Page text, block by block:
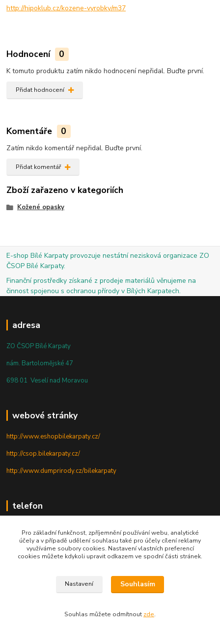
http://hipoklub.cz/kozene-vyrobky/m37
Hodnocení 0
K tomuto produktu zatím nikdo hodnocení nepřidal. Buďte první.
Přidat hodnocení
Komentáře 0
Zatím nikdo komentář nepřidal. Buďte první.
Přidat komentář
Zboží zařazeno v kategoriích
Kožené opasky
E-shop Bílé Karpaty provozuje nestátní nezisková organizace ZO
ČSOP Bílé Karpaty.
Finanční prostředky získané z prodeje materiálů věnujeme na
činnost spojenou s ochranou přírody v Bílých Karpatech.
adresa
ZO ČSOP Bílé Karpaty
nám. Bartolomějské 47
698 01 Veselí nad Moravou
webové stránky
http://www.eshopbilekarpaty.cz/
http://csop.bilekarpaty.cz/
http://www.dumprirody.cz/bilekarpaty
telefon
+420 727 880 789
PO - PÁ: 9 - 17
© 2025; ZO ČSOP Bílé Karpaty
Pro základní funkčnost, zpříjemnění používání webu, analytické
účely a v případě udělení souhlasu také pro účely cílení reklamy
využíváme soubory cookies. Nastavení vlastních preferencí
cookies můžete kdykoli upravit odkazem ve spodní části stránek.
Nastavení Souhlasím
Souhlas můžete odmítnout zde.